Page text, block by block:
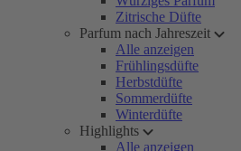
Zitrische Düfte
Parfum nach Jahreszeit
Alle anzeigen
Frühlingsdüfte
Herbstdüfte
Sommerdüfte
Winterdüfte
Highlights
Alle anzeigen